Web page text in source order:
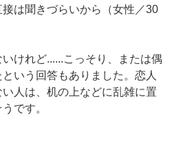
接は聞きづらいから（女性／30
けれど......こっそり、または偶
いう回答もありました。恋人
人は、机の上などに乱雑に置
です。